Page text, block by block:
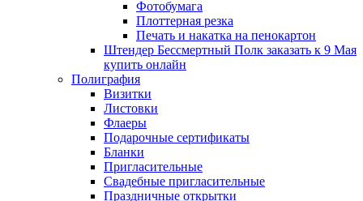
Фотобумага
Плоттерная резка
Печать и накатка на пенокартон
Штендер Бессмертный Полк заказать к 9 Мая
купить онлайн
Полиграфия
Визитки
Листовки
Флаеры
Подарочные сертификаты
Бланки
Пригласительные
Свадебные пригласительные
Праздничные открытки